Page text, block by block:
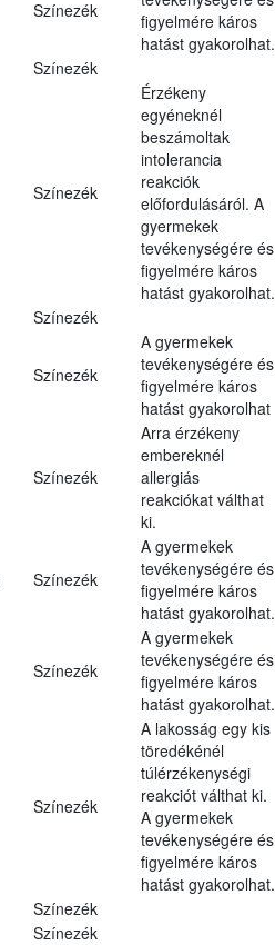
Színezék
figyelmére káros
hatást gyakorolhat.
Színezék
Színezék
Érzékeny
egyéneknél
beszámoltak
intolerancia
reakciók
előfordulásáról. A
gyermekek
tevékenységére és
figyelmére káros
hatást gyakorolhat.
Színezék
Színezék
A gyermekek
tevékenységére és
figyelmére káros
hatást gyakorolhat
Színezék
Arra érzékeny
embereknél
allergiás
reakciókat válthat
ki.
Színezék
A gyermekek
tevékenységére és
figyelmére káros
hatást gyakorolhat.
Színezék
A gyermekek
tevékenységére és
figyelmére káros
hatást gyakorolhat.
Színezék
A lakosság egy kis
töredékénél
túlérzékenységi
reakciót válthat ki.
A gyermekek
tevékenységére és
figyelmére káros
hatást gyakorolhat.
Színezék
Színezék